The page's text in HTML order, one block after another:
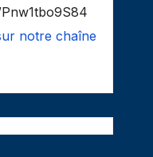
notre chaîne